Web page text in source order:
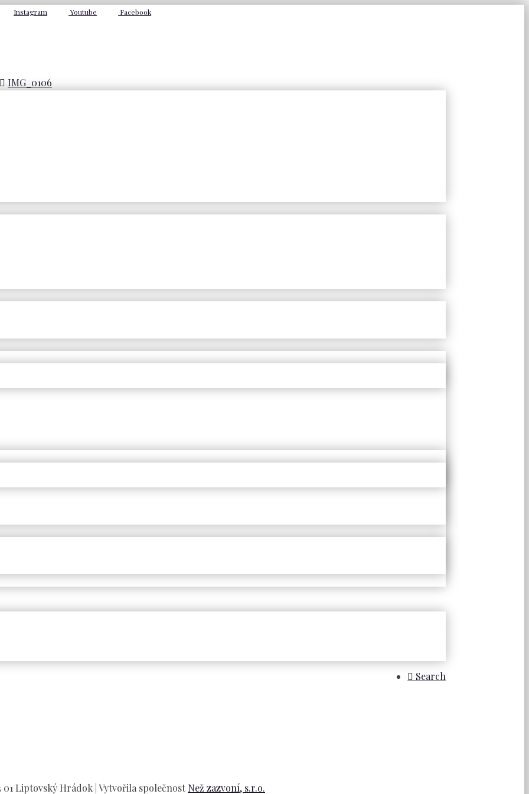
Instagram Youtube Facebook
Search
IMG_0106
Liptovský Hrádok | Vytvořila společnost Než zazvoní, s.r.o.